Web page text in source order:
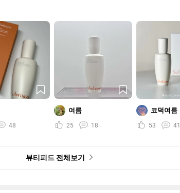
48
여름
25 18
코덕여름
53 41
뷰티피드 전체보기